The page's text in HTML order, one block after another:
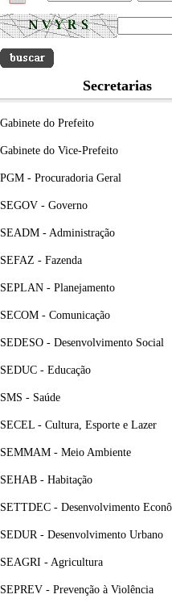
Secretarias
Gabinete do Prefeito
Gabinete do Vice-Prefeito
PGM - Procuradoria Geral
SEGOV - Governo
SEADM - Administração
SEFAZ - Fazenda
SEPLAN - Planejamento
SECOM - Comunicação
SEDESO - Desenvolvimento Social
SEDUC - Educação
SMS - Saúde
SECEL - Cultura, Esporte e Lazer
SEMMAM - Meio Ambiente
SEHAB - Habitação
SETTDEC - Desenvolvimento
SEDUR - Desenvolvimento Urbano
SEAGRI - Agricultura
SEPREV - Prevenção à Violência